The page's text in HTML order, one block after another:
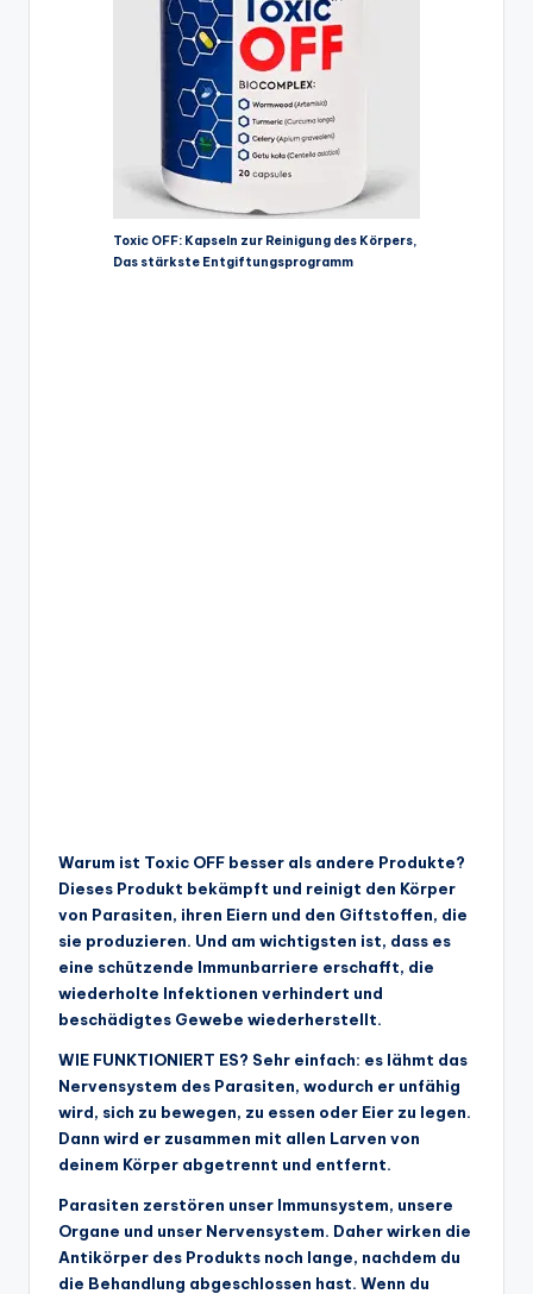
Toxic OFF: Kapseln zur Reinigung des Körpers,
Das stärkste Entgiftungsprogramm
Warum ist Toxic OFF besser als andere Produkte?
Dieses Produkt bekämpft und reinigt den Körper
von Parasiten, ihren Eiern und den Giftstoffen, die
sie produzieren. Und am wichtigsten ist, dass es
eine schützende Immunbarriere erschafft, die
wiederholte Infektionen verhindert und
beschädigtes Gewebe wiederherstellt.
WIE FUNKTIONIERT ES? Sehr einfach: es lähmt das
Nervensystem des Parasiten, wodurch er unfähig
wird, sich zu bewegen, zu essen oder Eier zu legen.
Dann wird er zusammen mit allen Larven von
deinem Körper abgetrennt und entfernt.
Parasiten zerstören unser Immunsystem, unsere
Organe und unser Nervensystem. Daher wirken die
Antikörper des Produkts noch lange, nachdem du
die Behandlung abgeschlossen hast. Wenn du